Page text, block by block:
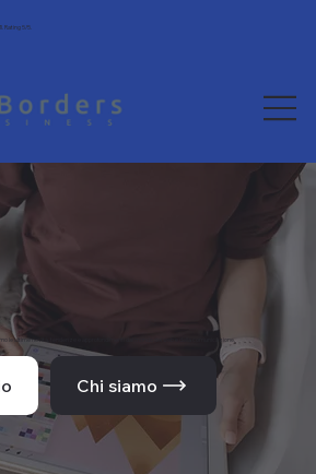
Rating 5/5.
le ultime novità, tendenze e approfondimenti dal mondo del web e della comunicazione.
Chi siamo